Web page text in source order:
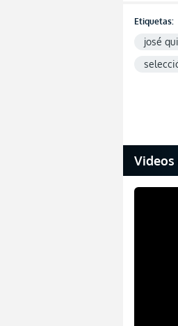
Etiquetas:
josé
Videos